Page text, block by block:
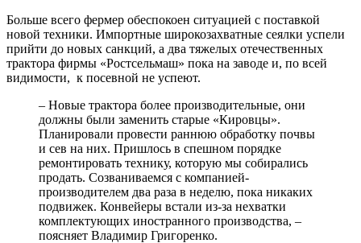
Больше всего фермер обеспокоен ситуацией с поставкой
новой техники. Импортные широкозахватные сеялки успели
прийти до новых санкций, а два тяжелых отечественных
трактора фирмы «Ростсельмаш» пока на заводе и, по всей
видимости, к посевной не успеют.
– Новые трактора более производительные, они
должны были заменить старые «Кировцы».
Планировали провести раннюю обработку почвы
и сев на них. Пришлось в спешном порядке
ремонтировать технику, которую мы собирались
продать. Созваниваемся с компанией-
производителем два раза в неделю, пока никаких
подвижек. Конвейеры встали из-за нехватки
комплектующих иностранного производства, –
поясняет Владимир Григоренко.